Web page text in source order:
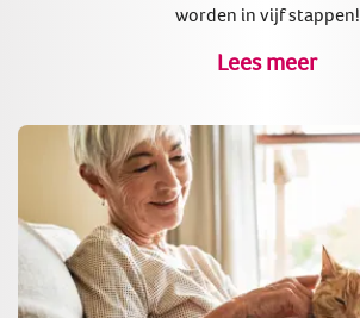
worden in vijf stappen!
Lees meer